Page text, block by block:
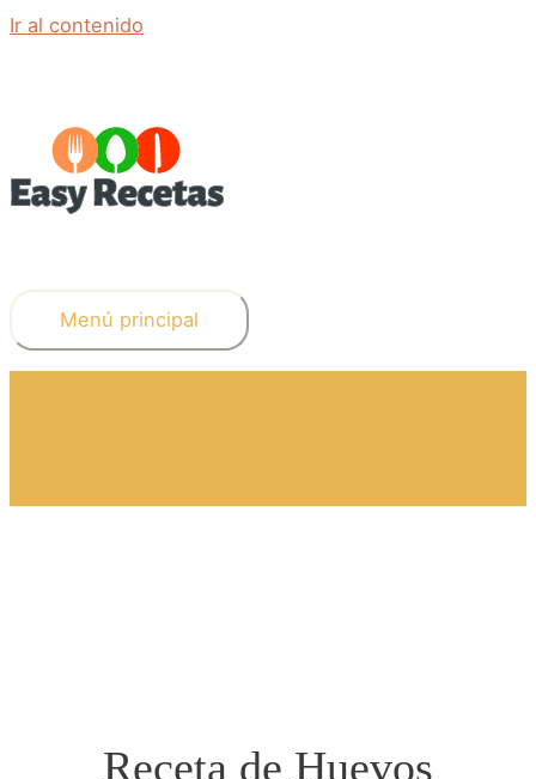
Ir al contenido
Menú principal
Receta de Huevos